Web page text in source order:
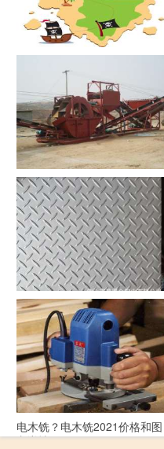
寻宝？寻宝2021价格和图文详
洗沙机？洗沙机2021价格和图
文详情
花纹板？花纹板2021价格和图
文详情
电木铣？电木铣2021价格和图
文详情